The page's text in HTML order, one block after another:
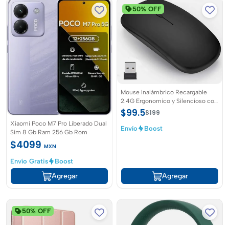
Xiaomi Poco M7 Pro Liberado Dual
Sim 8 Gb Ram 256 Gb Rom
$4099 MXN
Envío Gratis
Boost
Agregar
50% OFF
Mouse Inalámbrico Recargable
2.4G Ergonomico y Silencioso con
Receptor USB Sendowtek
$99.5$199
Envío Boost
Agregar
50% OFF